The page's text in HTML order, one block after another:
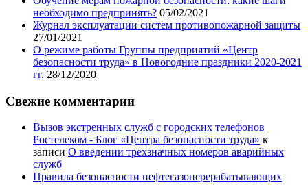
необходимо предпринять? 05/02/2021
Журнал эксплуатации систем противопожарной защиты
27/01/2021
О режиме работы Группы предприятий «Центр
безопасности труда» в Новогодние праздники 2020-2021
гг. 28/12/2020
Свежие комментарии
Вызов экстренных служб с городских телефонов
Ростелеком - Блог «Центра безопасности труда» к
записи О введении трехзначных номеров аварийных
служб
Правила безопасности нефтегазоперерабатывающих